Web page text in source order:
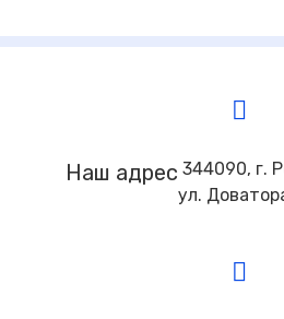
Наш адрес 344090, г.
ул.